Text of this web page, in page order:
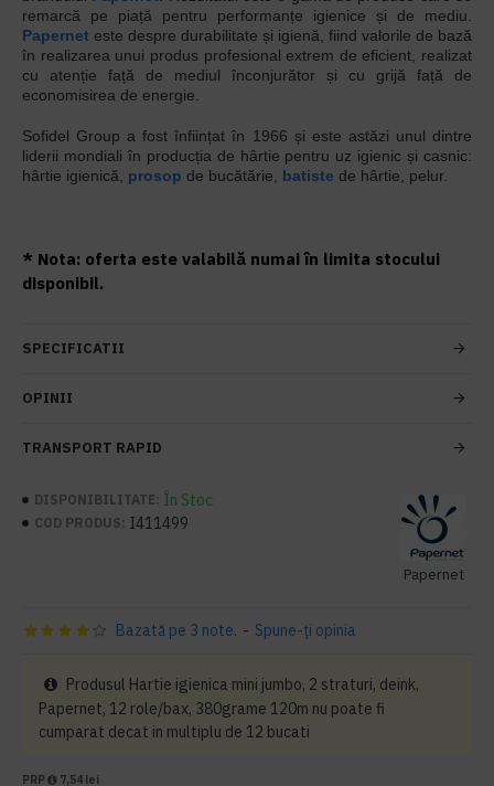
remarcă pe piață pentru performanțe igienice și de mediu.
Papernet este despre durabilitate și igienă, fiind valorile de bază
în realizarea unui produs profesional extrem de eficient, realizat
cu atenție față de mediul înconjurător și cu grijă față de
economisirea de energie.
Sofidel Group a fost înființat în 1966 și este astăzi unul dintre
liderii mondiali în producția de hârtie pentru uz igienic și casnic:
hârtie igienică, prosop de bucătărie, batiste de hârtie, pelur.
* Nota: oferta este valabilă numai în limita stocului
disponibil.
SPECIFICATII
OPINII
TRANSPORT RAPID
DISPONIBILITATE: În Stoc
COD PRODUS: I411499
Papernet
Bazată pe 3 note. - Spune-ţi opinia
PRP 7,54 lei
Produsul Hartie igienica mini jumbo, 2 straturi, deink,
Papernet, 12 role/bax, 380grame 120m nu poate fi
cumparat decat in multiplu de 12 bucati